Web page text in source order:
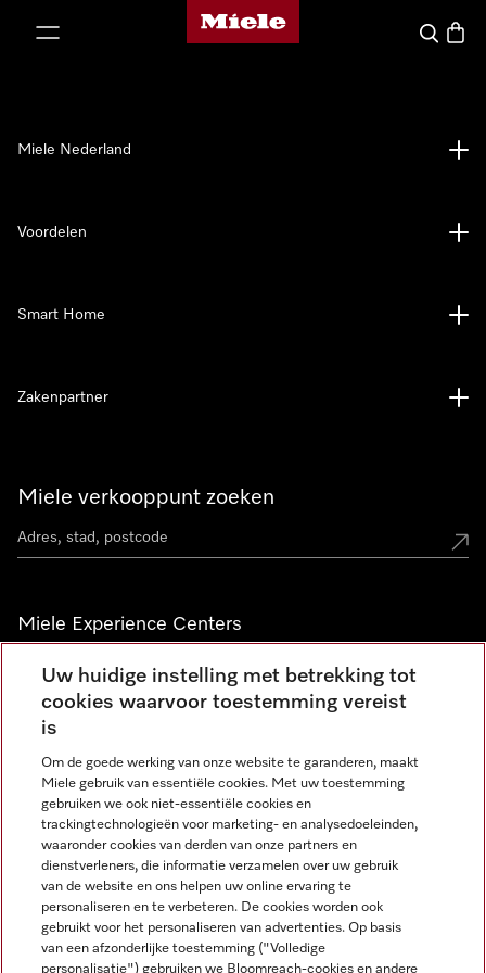
Homepage van Miele
Wat zoek
Miele verkooppunt zoeken
Miele Experience Centers
Vind jouw Miele Experience Center
Nieuwsbrief
Miele Nederland
Voordelen
Smart Home
Zakenpartner
Miele op Instagram
Miele op Facebook
Miele op Youtube
Uw huidige instelling met betrekking tot
cookies waarvoor toestemming vereist
is
Om de goede werking van onze website te garanderen, maakt
Miele gebruik van essentiële cookies. Met uw toestemming
gebruiken we ook niet-essentiële cookies en
trackingtechnologieën voor marketing- en analysedoeleinden,
waaronder cookies van derden van onze partners en
dienstverleners, die informatie verzamelen over uw gebruik
van de website en ons helpen uw online ervaring te
personaliseren en te verbeteren. De cookies worden ook
gebruikt voor het personaliseren van advertenties. Op basis
van een afzonderlijke toestemming ("Volledige
personalisatie") gebruiken we Bloomreach-cookies en andere